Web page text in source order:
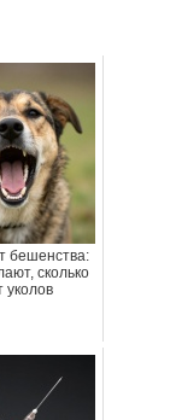
бешенства:
сколько
уколов